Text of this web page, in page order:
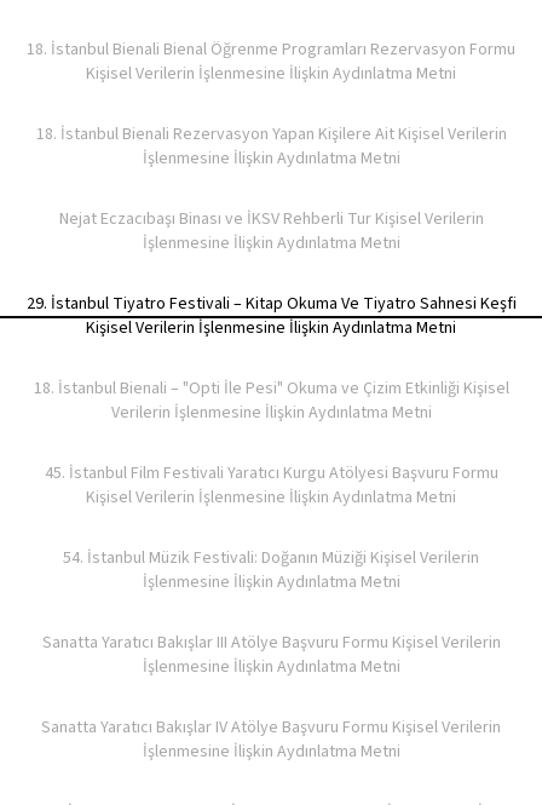
18. İstanbul Bienali Bienal Öğrenme Programları Rezervasyon Formu
Kişisel Verilerin İşlenmesine İlişkin Aydınlatma Metni
18. İstanbul Bienali Rezervasyon Yapan Kişilere Ait Kişisel Verilerin
İşlenmesine İlişkin Aydınlatma Metni
Nejat Eczacıbaşı Binası ve İKSV Rehberli Tur Kişisel Verilerin
İşlenmesine İlişkin Aydınlatma Metni
29. İstanbul Tiyatro Festivali – Kitap Okuma Ve Tiyatro Sahnesi Keşfi
Kişisel Verilerin İşlenmesine İlişkin Aydınlatma Metni
18. İstanbul Bienali – "Opti İle Pesi" Okuma ve Çizim Etkinliği Kişisel
Verilerin İşlenmesine İlişkin Aydınlatma Metni
45. İstanbul Film Festivali Yaratıcı Kurgu Atölyesi Başvuru Formu
Kişisel Verilerin İşlenmesine İlişkin Aydınlatma Metni
54. İstanbul Müzik Festivali: Doğanın Müziği Kişisel Verilerin
İşlenmesine İlişkin Aydınlatma Metni
Sanatta Yaratıcı Bakışlar III Atölye Başvuru Formu Kişisel Verilerin
İşlenmesine İlişkin Aydınlatma Metni
Sanatta Yaratıcı Bakışlar IV Atölye Başvuru Formu Kişisel Verilerin
İşlenmesine İlişkin Aydınlatma Metni